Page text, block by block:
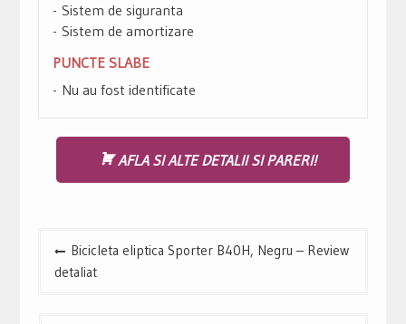
Sistem de siguranta
Sistem de amortizare
PUNCTE SLABE
Nu au fost identificate
AFLA SI ALTE DETALII SI PARERI!
Navigare
Bicicleta eliptica Sporter B40H, Negru – Review
detaliat